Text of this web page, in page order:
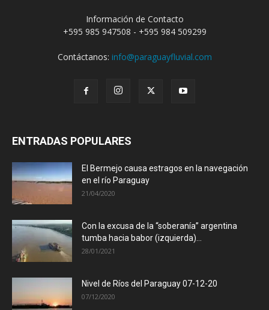
Información de Contacto
+595 985 947508 - +595 984 509299
Contáctanos: info@paraguayfluvial.com
ENTRADAS POPULARES
El Bermejo causa estragos en la navegación
en el río Paraguay
21/04/2020
Con la excusa de la “soberanía” argentina
tumba hacia babor (izquierda)...
28/01/2021
Nivel de Ríos del Paraguay 07-12-20
07/12/2020